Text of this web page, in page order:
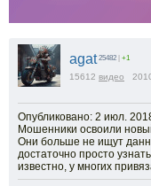
agat 25482 +1
15612 видео
Опубликовано: 2 июл.
Мошенники освоили
Они больше не ищут
достаточно просто
известно, у многих